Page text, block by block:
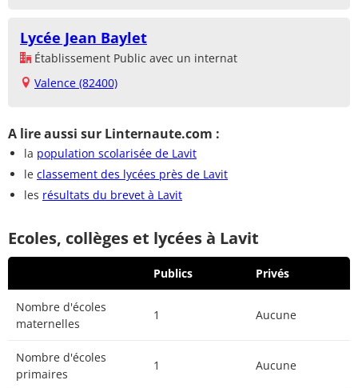
Lycée Jean Baylet
Établissement Public avec un internat
Valence (82400)
A lire aussi sur Linternaute.com :
la population scolarisée de Lavit
le classement des lycées près de Lavit
les résultats du brevet à Lavit
Ecoles, collèges et lycées à Lavit
Publics Privés
Nombre d'écoles
maternelles
1 Aucune
Nombre d'écoles
primaires
1 Aucune